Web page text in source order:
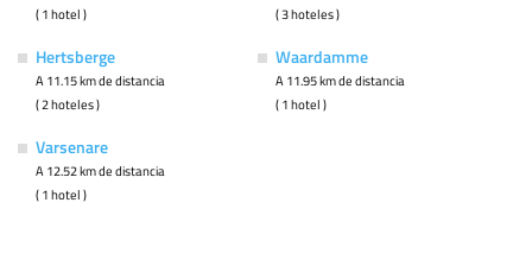
( 1 hotel )
( 3 hoteles )
Hertsberge
A 11.15 km de distancia
( 2 hoteles )
Waardamme
A 11.95 km de distancia
( 1 hotel )
Varsenare
A 12.52 km de distancia
( 1 hotel )